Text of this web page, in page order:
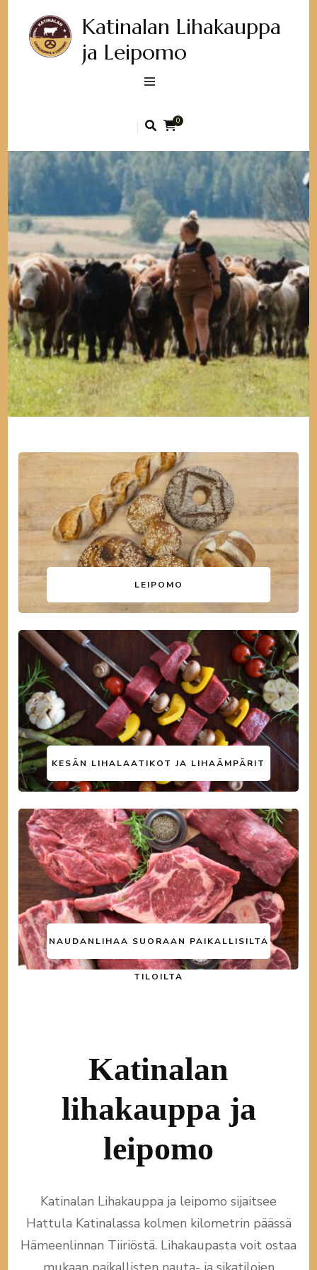
Katinalan Lihakauppa
ja Leipomo
0
LEIPOMO
KESÄN LIHALAATIKOT JA LIHAÄMPÄRIT
NAUDANLIHAA SUORAAN PAIKALLISILTA
TILOILTA
Katinalan
lihakauppa ja
leipomo
Katinalan Lihakauppa ja leipomo sijaitsee
Hattula Katinalassa kolmen kilometrin päässä
Hämeenlinnan Tiiriöstä. Lihakaupasta voit ostaa